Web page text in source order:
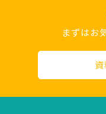
まずはお